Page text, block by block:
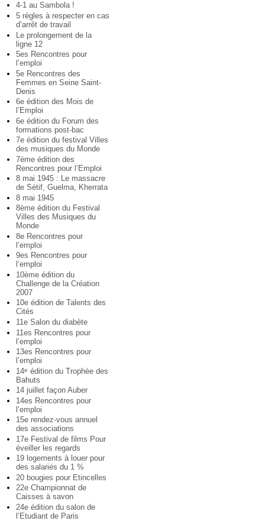
4-1 au Sambola !
5 règles à respecter en cas
d’arrêt de travail
Le prolongement de la
ligne 12
5es Rencontres pour
l’emploi
5e Rencontres des
Femmes en Seine Saint-
Denis
6e édition des Mois de
l’Emploi
6e édition du Forum des
formations post-bac
7e édition du festival Villes
des musiques du Monde
7ème édition des
Rencontres pour l’Emploi
8 mai 1945 : Le massacre
de Sétif, Guelma, Kherrata
8 mai 1945
8ème édition du Festival
Villes des Musiques du
Monde
8e Rencontres pour
l’emploi
9es Rencontres pour
l’emploi
10ème édition du
Challenge de la Création
2007
10e édition de Talents des
Cités
11e Salon du diabète
11es Rencontres pour
l’emploi
13es Rencontres pour
l’emploi
14e édition du Trophée des
Bahuts
14 juillet façon Auber
14es Rencontres pour
l’emploi
15e rendez-vous annuel
des associations
17e Festival de films Pour
éveiller les regards
19 logements à louer pour
des salariés du 1 %
20 bougies pour Etincelles
22e Championnat de
Caisses à savon
24e édition du salon de
l’Etudiant de Paris